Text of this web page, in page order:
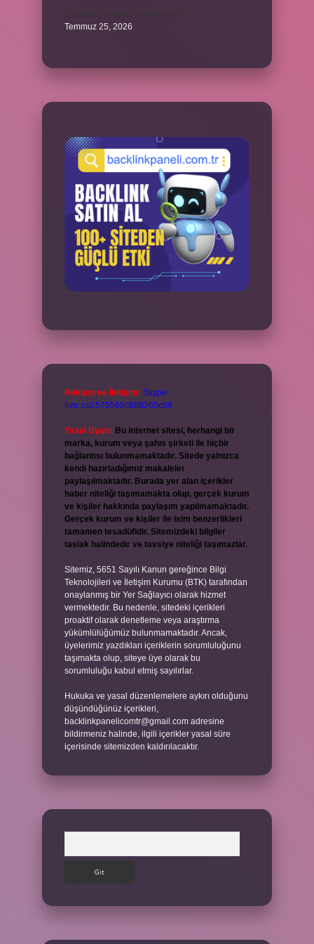
Temmuz 25, 2026
Reklam ve İletişim: Skype:
live:.cid.575569c608265c69
Yasal Uyarı: Bu internet sitesi, herhangi bir
marka, kurum veya şahıs şirketi ile hiçbir
bağlantısı bulunmamaktadır. Sitede yalnızca
kendi hazırladığımız makaleler
paylaşılmaktadır. Burada yer alan içerikler
haber niteliği taşımamakta olup, gerçek kurum
ve kişiler hakkında paylaşım yapılmamaktadır.
Gerçek kurum ve kişiler ile isim benzerlikleri
tamamen tesadüfidir. Sitemizdeki bilgiler
taslak halindedir ve tavsiye niteliği taşımazlar.
Sitemiz, 5651 Sayılı Kanun gereğince Bilgi
Teknolojileri ve İletişim Kurumu (BTK) tarafından
onaylanmış bir Yer Sağlayıcı olarak hizmet
vermektedir. Bu nedenle, sitedeki içerikleri
proaktif olarak denetleme veya araştırma
yükümlülüğümüz bulunmamaktadır. Ancak,
üyelerimiz yazdıkları içeriklerin sorumluluğunu
taşımakta olup, siteye üye olarak bu
sorumluluğu kabul etmiş sayılırlar.
Hukuka ve yasal düzenlemelere aykırı olduğunu
düşündüğünüz içerikleri,
backlinkpanelicomtr@gmail.com adresine
bildirmeniz halinde, ilgili içerikler yasal süre
içerisinde sitemizden kaldırılacaktır.